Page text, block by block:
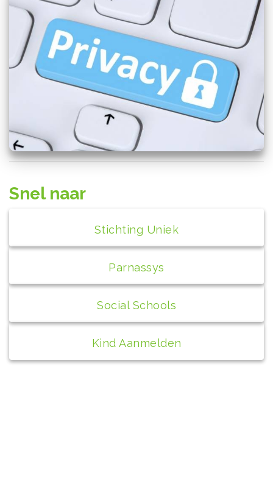
Snel naar
Stichting Uniek
Parnassys
Social Schools
Kind Aanmelden